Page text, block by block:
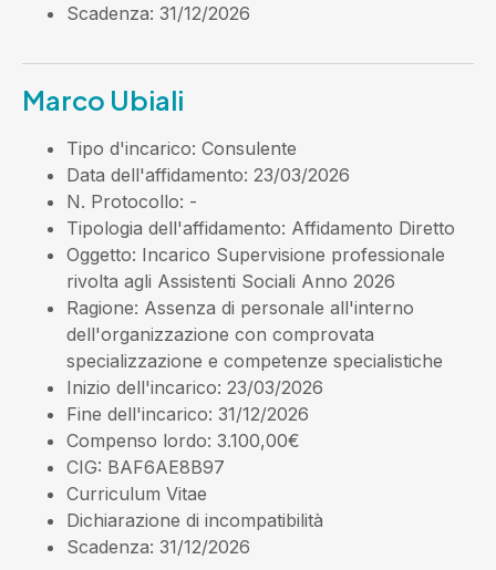
Scadenza: 31/12/2026
Marco Ubiali
Tipo d'incarico: Consulente
Data dell'affidamento: 23/03/2026
N. Protocollo: -
Tipologia dell'affidamento: Affidamento Diretto
Oggetto: Incarico Supervisione professionale
rivolta agli Assistenti Sociali Anno 2026
Ragione: Assenza di personale all'interno
dell'organizzazione con comprovata
specializzazione e competenze specialistiche
Inizio dell'incarico: 23/03/2026
Fine dell'incarico: 31/12/2026
Compenso lordo: 3.100,00€
CIG: BAF6AE8B97
Curriculum Vitae
Dichiarazione di incompatibilità
Scadenza: 31/12/2026